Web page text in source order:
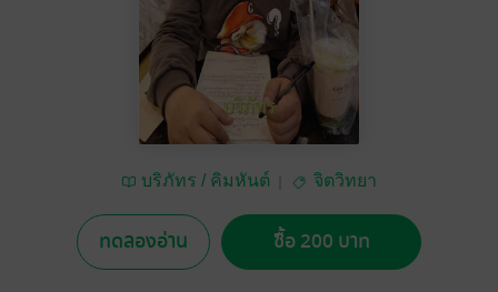
บริภัทร / คิมหันต์ จิตวิทยา
ทดลองอ่าน ซื้อ 200 บาท